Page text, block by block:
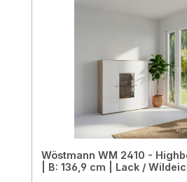
Wöstmann WM 2410 -
| B: 136,9 cm | Lack /